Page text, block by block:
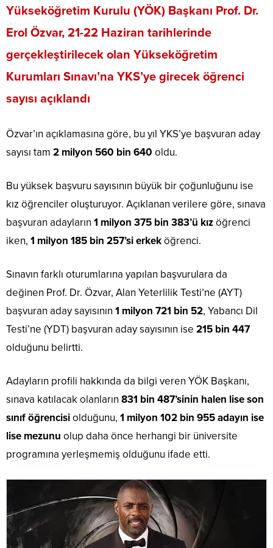
Yükseköğretim Kurulu (YÖK) Başkanı Prof. Dr.
Erol Özvar, 21-22 Haziran tarihlerinde
gerçekleştirilecek olan Yükseköğretim
Kurumları Sınavı’na YKS’ye girecek öğrenci
sayısı açıklandı
Özvar’ın açıklamasına göre, bu yıl YKS’ye başvuran aday
sayısı tam 2 milyon 560 bin 640 oldu.
Bu yüksek başvuru sayısının büyük bir çoğunluğunu ise
kız öğrenciler oluşturuyor. Açıklanan verilere göre, sınava
başvuran adayların 1 milyon 375 bin 383’ü kızöğrenci
iken, 1 milyon 185 bin 257’si erkeköğrenci.
Sınavın farklı oturumlarına yapılan başvurulara da
değinen Prof. Dr. Özvar, Alan Yeterlilik Testi’ne (AYT)
başvuran aday sayısının 1 milyon 721 bin 52, Yabancı Dil
Testi’ne (YDT) başvuran aday sayısının ise 215 bin 447
olduğunu belirtti.
Adayların profili hakkında da bilgi veren YÖK Başkanı,
sınava katılacak olanların 831 bin 487’sinin halen lise son
sınıf öğrencisiolduğunu, 1 milyon 102 bin 955 adayın ise
lise mezunu olup daha önce herhangi bir üniversite
programına yerleşmemiş olduğunu ifade etti.